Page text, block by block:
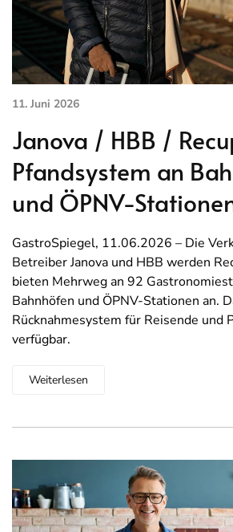
11. Juni 2026
Janova / HBB /
Pfandsystem an
und ÖPNV-
GastroSpiegel, 11.06.2026 – Die
Betreiber Janova und HBB werden
bieten Mehrweg an 92
Bahnhöfen und ÖPNV-Stationen an.
Rücknahmesystem für Reisende und
verfügbar.
Weiterlesen